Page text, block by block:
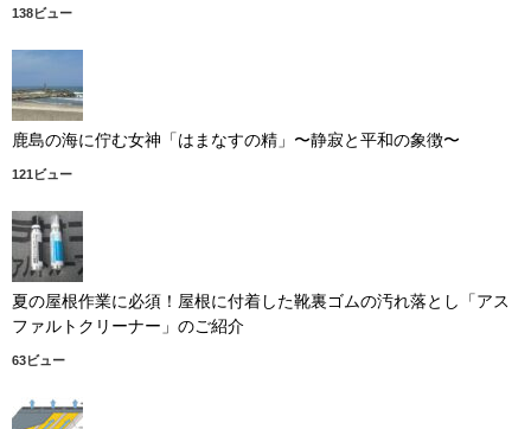
138ビュー
鹿島の海に佇む女神「はまなすの精」〜静寂と平和の象徴〜
121ビュー
夏の屋根作業に必須！屋根に付着した靴裏ゴムの汚れ落とし「アス
ファルトクリーナー」のご紹介
63ビュー